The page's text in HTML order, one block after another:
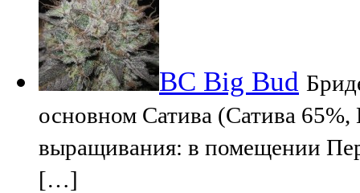
BC Big Bud
основном Сатива (Сатива
выращивания: в помещении
[…]